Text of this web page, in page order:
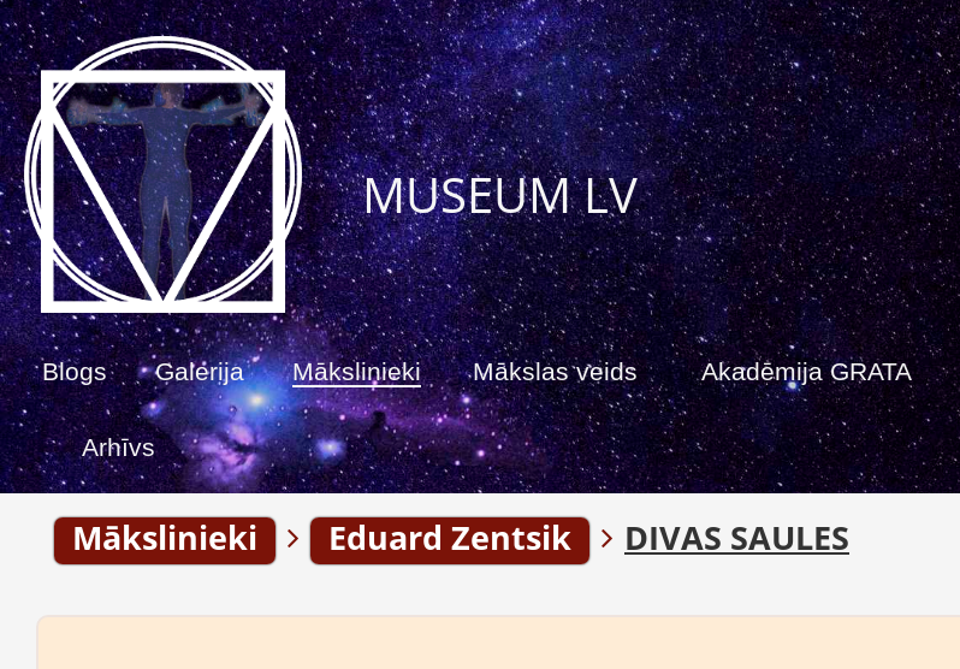
Blogs Galerija Mākslinieki Mākslas veids Akadēmija GRATA
Arhīvs
MUSEUM LV
Mākslinieki Eduard Zentsik DIVAS SAULES